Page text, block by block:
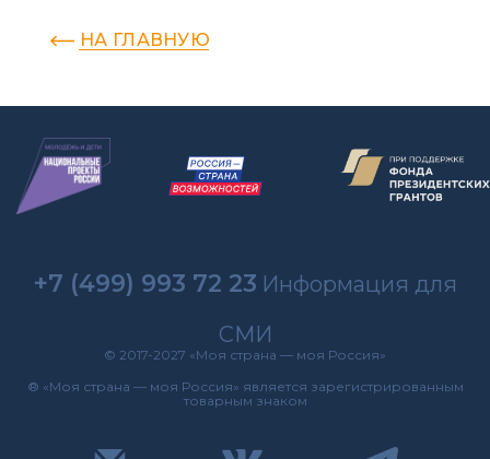
НА ГЛАВНУЮ
+7 (499) 993 72 23 Информация для
СМИ
© 2017-2027 «Моя страна — моя Россия»
® «Моя страна — моя Россия» является зарегистрированным
товарным знаком